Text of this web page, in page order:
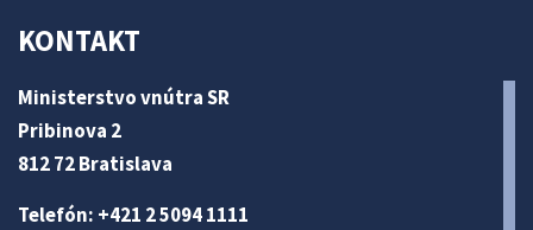
KONTAKT
Ministerstvo vnútra SR
Pribinova 2
812 72 Bratislava
Telefón: +421 2 5094 1111